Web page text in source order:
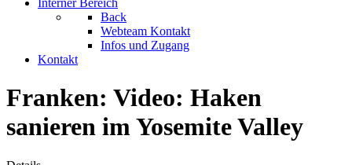
Back
Webteam Kontakt
Infos und Zugang
Kontakt
Franken: Video: Haken
sanieren im Yosemite Valley